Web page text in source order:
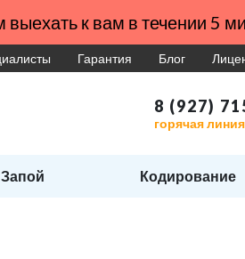
к вам в течении 5
Гарантия Блог
8 (927)
горячая
Запой Кодирование